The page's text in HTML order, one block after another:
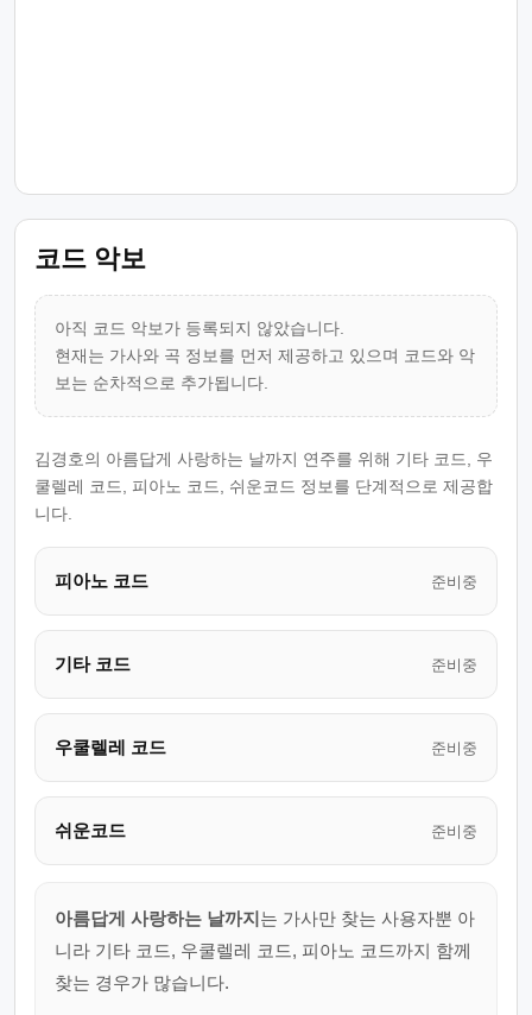
코드 악보
아직 코드 악보가 등록되지 않았습니다.
현재는 가사와 곡 정보를 먼저 제공하고 있으며 코드와 악
보는 순차적으로 추가됩니다.
김경호의 아름답게 사랑하는 날까지 연주를 위해 기타 코드, 우
쿨렐레 코드, 피아노 코드, 쉬운코드 정보를 단계적으로 제공합
니다.
피아노 코드 준비중
기타 코드 준비중
우쿨렐레 코드 준비중
쉬운코드 준비중
아름답게 사랑하는 날까지는 가사만 찾는 사용자뿐 아
니라 기타 코드, 우쿨렐레 코드, 피아노 코드까지 함께
찾는 경우가 많습니다.